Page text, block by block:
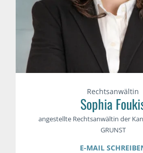
Rechtsanwältin
Sophia
angestellte Rechtsanwältin der
GRUNST
E-MAIL